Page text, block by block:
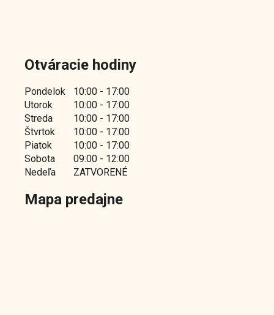
Otváracie hodiny
Pondelok
10:00 - 17:00
Utorok
10:00 - 17:00
Streda
10:00 - 17:00
Štvrtok
10:00 - 17:00
Piatok
10:00 - 17:00
Sobota
09:00 - 12:00
Nedeľa
ZATVORENÉ
Mapa predajne